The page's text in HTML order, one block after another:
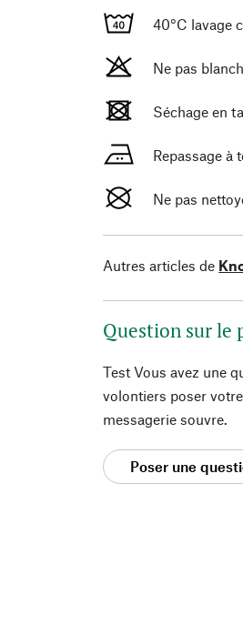
40°C lavage
Ne pas
Séchage en
Repassage à
Ne pas
Autres articles de
Question sur le
Test Vous avez une
volontiers poser
messagerie souvre.
Poser une